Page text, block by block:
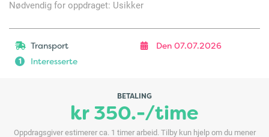
Nødvendig for oppdraget: Usikker
Transport Den 07.07.2026
1 Interesserte
BETALING
kr 350.-/time
Oppdragsgiver estimerer ca. 1 timer arbeid. Tilby kun hjelp om du mener